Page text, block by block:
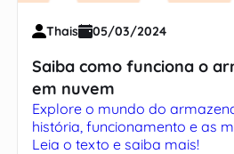
Thais 05/03/2024
Saiba como funciona o
em nuvem
Explore o mundo do
história, funcionamento e as
Leia o texto e saiba mais!